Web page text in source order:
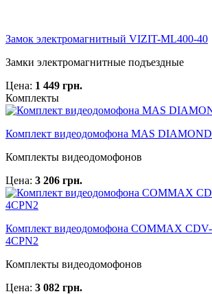
Замок электромагнитный VIZIT-ML400-40
Замки электромагнитные подъездные
Цена: 1 449 грн.
Комплекты
Комплект видеодомофона MAS
Комплекты видеодомофонов
Цена: 3 206 грн.
Комплект видеодомофона COMMAX
4CPN2
Комплекты видеодомофонов
Цена: 3 082 грн.